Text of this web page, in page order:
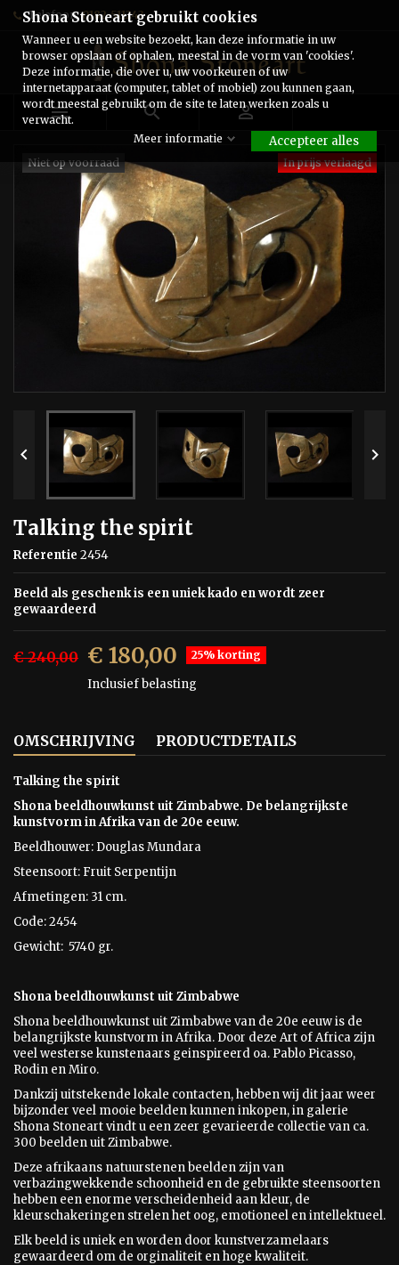
Telefoon: 0182-511243
  
In prijs verlaagd
Niet op voorraad
 
Talking the spirit
Referentie 2454
Beeld als geschenk is een uniek kado en wordt zeer
gewaardeerd
€ 240,00 € 180,00 25% korting
Inclusief belasting
OMSCHRIJVING PRODUCTDETAILS
Talking the spirit
Shona beeldhouwkunst uit Zimbabwe. De belangrijkste
kunstvorm in Afrika van de 20e eeuw.
Beeldhouwer: Douglas Mundara
Steensoort: Fruit Serpentijn
Afmetingen: 31 cm.
Code: 2454
Gewicht: 5740 gr.
Shona beeldhouwkunst uit Zimbabwe
Shona beeldhouwkunst uit Zimbabwe van de 20e eeuw is de
belangrijkste kunstvorm in Afrika. Door deze Art of Africa zijn
veel westerse kunstenaars geinspireerd oa. Pablo Picasso,
Rodin en Miro.
Dankzij uitstekende lokale contacten, hebben wij dit jaar weer
bijzonder veel mooie beelden kunnen inkopen, in galerie
Shona Stoneart vindt u een zeer gevarieerde collectie van ca.
300 beelden uit Zimbabwe.
Deze afrikaans natuurstenen beelden zijn van
verbazingwekkende schoonheid en de gebruikte steensoorten
hebben een enorme verscheidenheid aan kleur, de
kleurschakeringen strelen het oog, emotioneel en intellektueel.
Elk beeld is uniek en worden door kunstverzamelaars
gewaardeerd om de orginaliteit en hoge kwaliteit.
Shona Stoneart gebruikt cookies
Wanneer u een website bezoekt, kan deze informatie in uw
browser opslaan of ophalen, meestal in de vorm van 'cookies'.
Deze informatie, die over u, uw voorkeuren of uw
internetapparaat (computer, tablet of mobiel) zou kunnen gaan,
wordt meestal gebruikt om de site te laten werken zoals u
verwacht.
Meer informatie
Accepteer alles